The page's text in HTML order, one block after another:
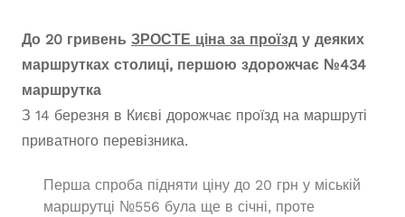
До 20 гривень ЗРОСТЕ ціна за проїзд у деяких
маршрутках столиці, першою здорожчає №434
маршрутка
З 14 березня в Києві дорожчає проїзд на маршруті
приватного перевізника.
Перша спроба підняти ціну до 20 грн у міській
маршрутці №556 була ще в січні, проте